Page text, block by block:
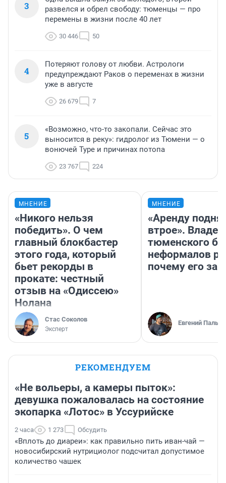
3
развелся и обрел свободу: тюменцы — про
перемены в жизни после 40 лет
30 446 50
4
Потеряют голову от любви. Астрологи
предупреждают Раков о переменах в жизни
уже в августе
26 679 7
5
«Возможно, что-то закопали. Сейчас это
выносится в реку»: гидролог из Тюмени — о
вонючей Туре и причинах потопа
23 767 224
МНЕНИЕ
«Никого нельзя
победить». О чем
главный блокбастер
этого года, который
бьет рекорды в
прокате: честный
отзыв на «Одиссею»
Нолана
Стас Соколов
Эксперт
МНЕНИЕ
«Аренду
втрое».
тюменского
неформалов
почему его
Евгений
РЕКОМЕНДУЕМ
«Не вольеры, а камеры пыток»:
девушка пожаловалась на состояние
экопарка «Лотос» в Уссурийске
2 часа 1 273 Обсудить
«Вплоть до диареи»: как правильно пить иван-чай —
новосибирский нутрициолог подсчитал допустимое
количество чашек